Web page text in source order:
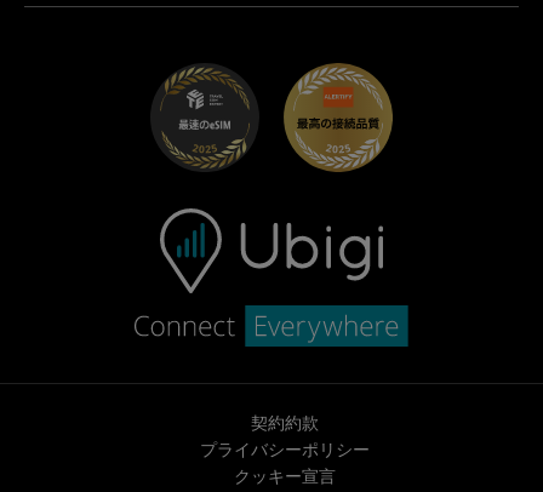
Maserati向けUbigi
トラブルシューティング
ヘルプセンター
お問い合わせ先
契約約款
プライバシーポリシー
クッキー宣言